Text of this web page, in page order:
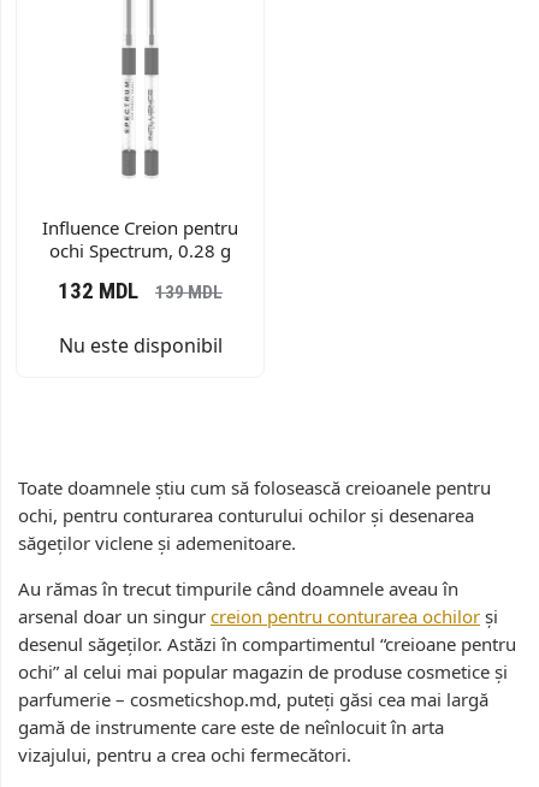
Influence Creion pentru
ochi Spectrum, 0.28 g
132 MDL 139MDL
Nu este disponibil
Toate doamnele știu cum să folosească creioanele pentru
ochi, pentru conturarea conturului ochilor și desenarea
săgeților viclene și ademenitoare.
Au rămas în trecut timpurile când doamnele aveau în
arsenal doar un singur creion pentru conturarea ochilor și
desenul săgeților. Astăzi în compartimentul “creioane pentru
ochi” al celui mai popular magazin de produse cosmetice și
parfumerie – cosmeticshop.md, puteți găsi cea mai largă
gamă de instrumente care este de neînlocuit în arta
vizajului, pentru a crea ochi fermecători.